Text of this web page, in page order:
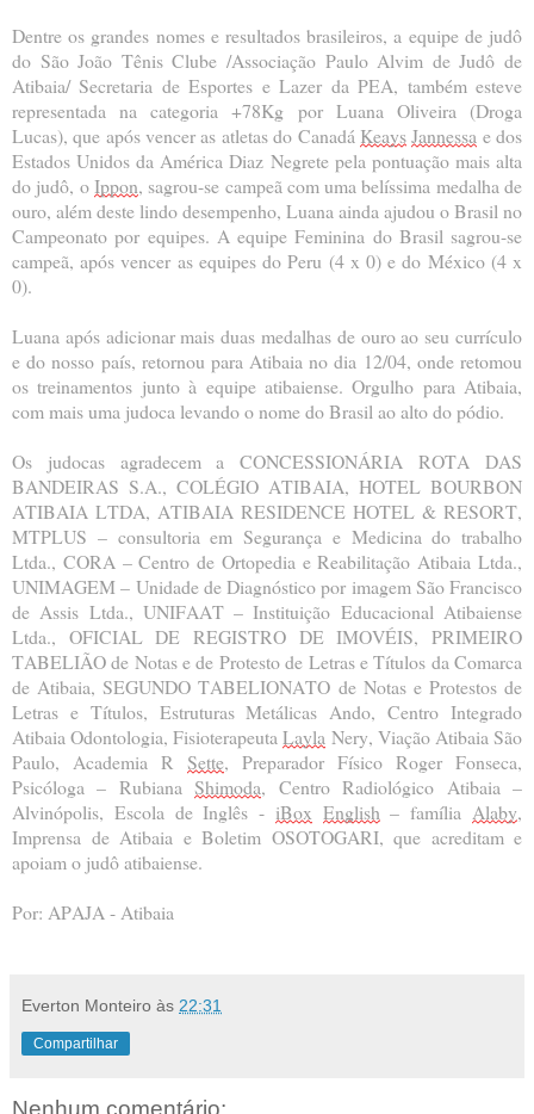
Dentre os grandes nomes e resultados brasileiros, a equipe de judô
do São João Tênis Clube /Associação Paulo Alvim de Judô de
Atibaia/ Secretaria de Esportes e Lazer da PEA, também esteve
representada na categoria +78Kg por Luana Oliveira (Droga
Lucas), que após vencer as atletas do Canadá Keays Jannessa e dos
Estados Unidos da América Diaz Negrete pela pontuação mais alta
do judô, o Ippon, sagrou-se campeã com uma belíssima medalha de
ouro, além deste lindo desempenho, Luana ainda ajudou o Brasil no
Campeonato por equipes. A equipe Feminina do Brasil sagrou-se
campeã, após vencer as equipes do Peru (4 x 0) e do México (4 x
0).
Luana após adicionar mais duas medalhas de ouro ao seu currículo
e do nosso país, retornou para Atibaia no dia 12/04, onde retomou
os treinamentos junto à equipe atibaiense. Orgulho para Atibaia,
com mais uma judoca levando o nome do Brasil ao alto do pódio.
Os judocas agradecem a CONCESSIONÁRIA ROTA DAS
BANDEIRAS S.A., COLÉGIO ATIBAIA, HOTEL BOURBON
ATIBAIA LTDA, ATIBAIA RESIDENCE HOTEL & RESORT,
MTPLUS – consultoria em Segurança e Medicina do trabalho
Ltda., CORA – Centro de Ortopedia e Reabilitação Atibaia Ltda.,
UNIMAGEM – Unidade de Diagnóstico por imagem São Francisco
de Assis Ltda., UNIFAAT – Instituição Educacional Atibaiense
Ltda., OFICIAL DE REGISTRO DE IMOVÉIS, PRIMEIRO
TABELIÃO de Notas e de Protesto de Letras e Títulos da Comarca
de Atibaia, SEGUNDO TABELIONATO de Notas e Protestos de
Letras e Títulos, Estruturas Metálicas Ando, Centro Integrado
Atibaia Odontologia, Fisioterapeuta Layla Nery, Viação Atibaia São
Paulo, Academia R Sette, Preparador Físico Roger Fonseca,
Psicóloga – Rubiana Shimoda, Centro Radiológico Atibaia –
Alvinópolis, Escola de Inglês - iBox English – família Alaby,
Imprensa de Atibaia e Boletim OSOTOGARI, que acreditam e
apoiam o judô atibaiense.
Por: APAJA - Atibaia
Everton Monteiro às 22:31
Compartilhar
Nenhum comentário: